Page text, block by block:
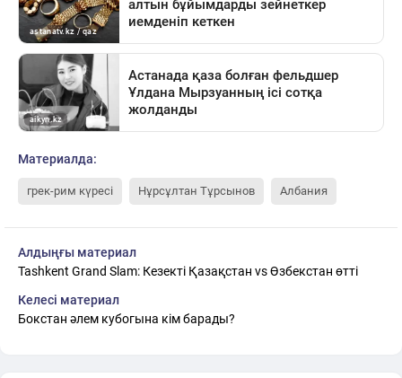
Материалда:
грек-рим күресі Нұрсұлтан Тұрсынов Албания
Алдыңғы материал
Tashkent Grand Slam: Кезекті Қазақстан vs Өзбекстан өтті
Келесі материал
Бокстан әлем кубогына кім барады?